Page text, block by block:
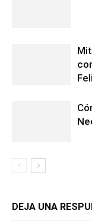
DEJA UNA